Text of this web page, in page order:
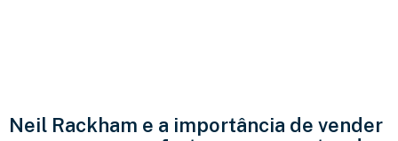
Neil Rackham e a importância de vender